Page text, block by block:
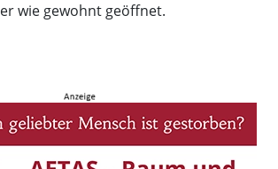
wie gewohnt geöffnet.